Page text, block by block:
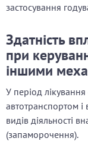
застосування
Здатність
при
іншими
У період
автотранспортом
видів діяльності
(запаморочення).